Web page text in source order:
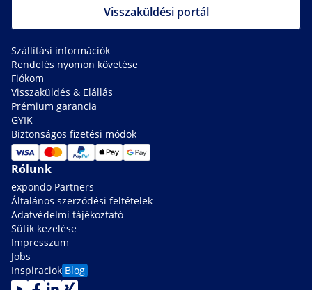
Visszaküldési portál
Szállítási információk
Rendelés nyomon követése
Fiókom
Visszaküldés & Elállás
Prémium garancia
GYIK
Biztonságos fizetési módok
Rólunk
expondo Partners
Általános szerződési feltételek
Adatvédelmi tájékoztató
Sütik kezelése
Impresszum
Jobs
Inspiraciok Blog